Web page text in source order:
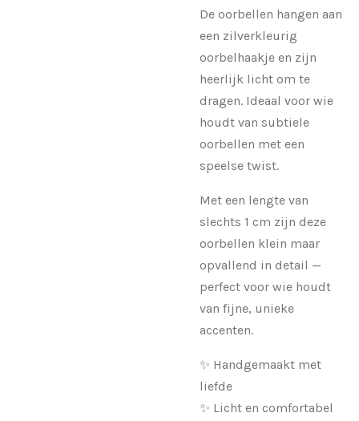
De oorbellen hangen aan
een zilverkleurig
oorbelhaakje en zijn
heerlijk licht om te
dragen. Ideaal voor wie
houdt van subtiele
oorbellen met een
speelse twist.
Met een lengte van
slechts 1 cm zijn deze
oorbellen klein maar
opvallend in detail —
perfect voor wie houdt
van fijne, unieke
accenten.
✨ Handgemaakt met
liefde
✨ Licht en comfortabel